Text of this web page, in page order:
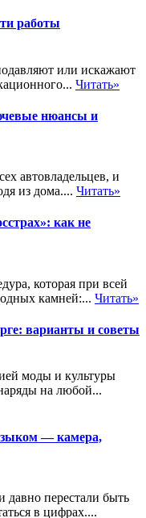
работы
или искажают
Читать»
нюансы и
автовладельцев, и
из дома.... Читать»
как не
которая при всей
камней:... Читать»
варианты и советы
моды и культуры
на любой...
— камера,
перестали быть
в цифрах....